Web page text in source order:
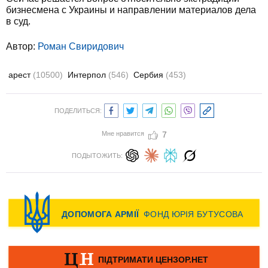
бизнесмена с Украины и направлении материалов дела
в суд.
Автор: Роман Свиридович
арест (10500) Интерпол (546) Сербия (453)
ПОДЕЛИТЬСЯ:
Мне нравится 7
ПОДЫТОЖИТЬ: